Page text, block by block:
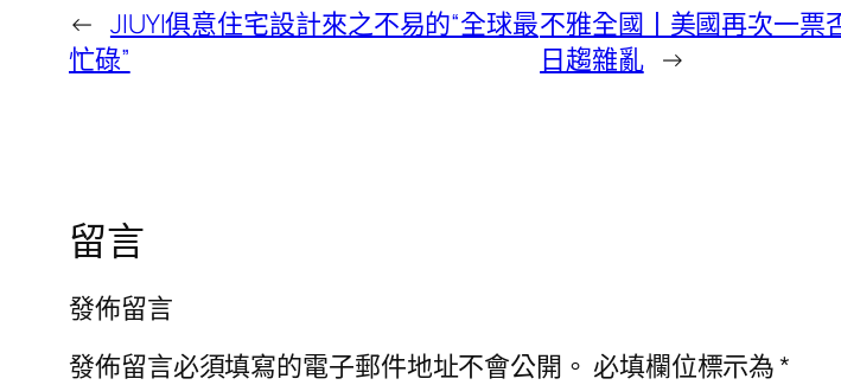
← JIUYI俱意住宅設計來之不易的“全球最
忙碌”
不雅全國丨美國再次一票
日趨雜亂 →
留言
發佈留言
發佈留言必須填寫的電子郵件地址不會公開。 必填欄位標示為*